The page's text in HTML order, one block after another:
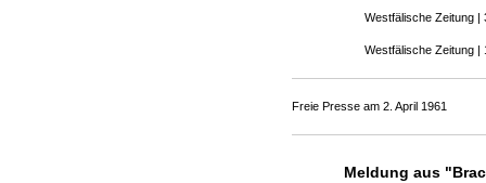
Westfälische Zeitung |
Westfälische Zeitung |
Freie Presse am 2. April 1961
Meldung aus